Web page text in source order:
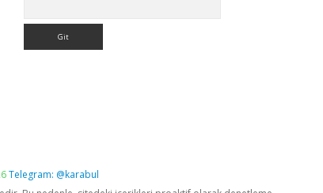
Telegram: @karabul